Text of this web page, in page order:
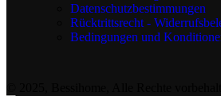
Datenschutzbestimmungen
Rücktrittsrecht -
Bedingungen und